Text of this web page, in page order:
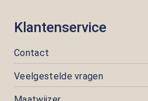
Klantenservice
Contact
Veelgestelde vragen